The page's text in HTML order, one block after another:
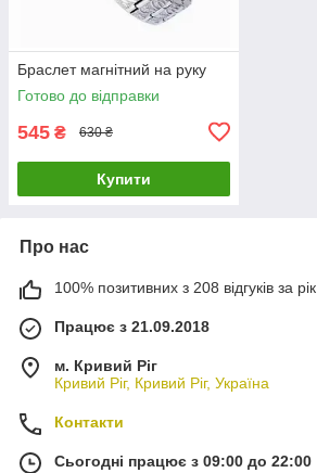
Браслет магнітний на руку
Готово до відправки
545 ₴ 630 ₴
Купити
Про нас
100% позитивних з 208 відгуків за рік
Працює з 21.09.2018
м. Кривий Ріг
Кривий Ріг, Кривий Ріг, Україна
Контакти
Сьогодні працює з 09:00 до 22:00